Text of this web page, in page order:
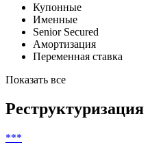
Купонные
Именные
Senior Secured
Амортизация
Переменная ставка
Показать все
Реструктуризация
***